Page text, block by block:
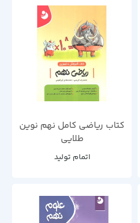
کتاب ریاضی کامل نهم نوین
طلایی
اتمام تولید